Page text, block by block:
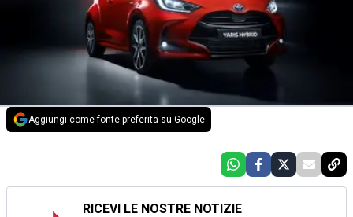
Aggiungi come fonte preferita su Google
RICEVI LE NOSTRE NOTIZIE